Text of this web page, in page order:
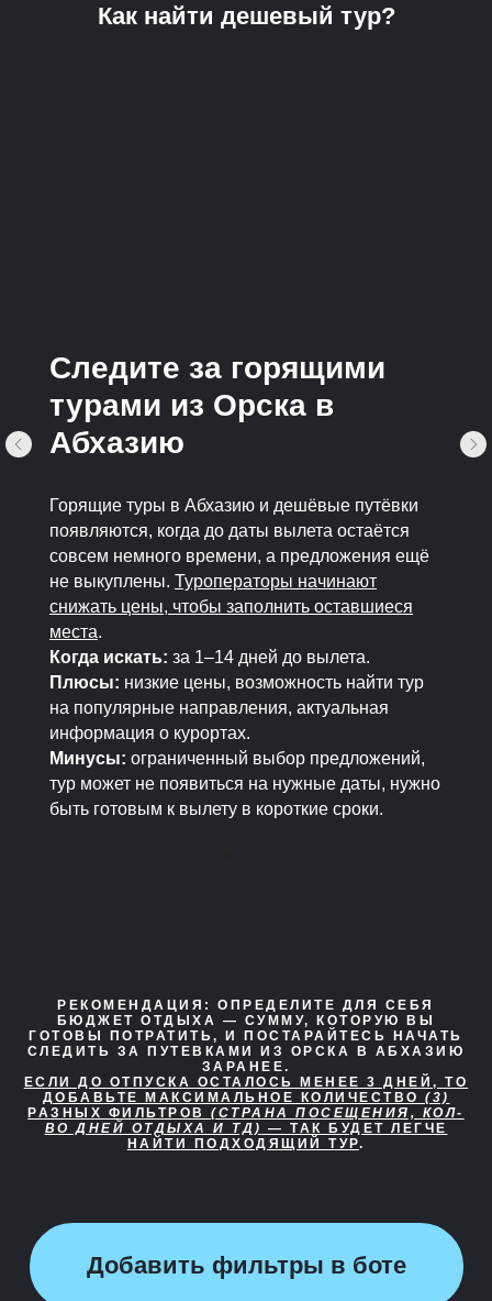
Как найти дешевый тур?
Следите за горящими
турами из Орска в
Абхазию
Горящие туры в Абхазию и дешёвые путёвки
появляются, когда до даты вылета остаётся
совсем немного времени, а предложения ещё
не выкуплены. Туроператоры начинают
снижать цены, чтобы заполнить оставшиеся
места.
Когда искать: за 1–14 дней до вылета.
Плюсы: низкие цены, возможность найти тур
на популярные направления, актуальная
информация о курортах.
Минусы: ограниченный выбор предложений,
тур может не появиться на нужные даты, нужно
быть готовым к вылету в короткие сроки.
РЕКОМЕНДАЦИЯ:
ОПРЕДЕЛИТЕ ДЛЯ СЕБЯ
БЮДЖЕТ ОТДЫХА — СУММУ, КОТОРУЮ ВЫ
ГОТОВЫ ПОТРАТИТЬ, И ПОСТАРАЙТЕСЬ НАЧАТЬ
СЛЕДИТЬ ЗА ПУТЕВКАМИ ИЗ ОРСКА В АБХАЗИЮ
ЗАРАНЕЕ.
ЕСЛИ ДО ОТПУСКА ОСТАЛОСЬ МЕНЕЕ 3 ДНЕЙ, ТО
ДОБАВЬТЕ МАКСИМАЛЬНОЕ КОЛИЧЕСТВО (3)
РАЗНЫХ ФИЛЬТРОВ(СТРАНА ПОСЕЩЕНИЯ, КОЛ-
ВО ДНЕЙ ОТДЫХА И ТД) — ТАК БУДЕТ ЛЕГЧЕ
НАЙТИ ПОДХОДЯЩИЙ ТУР.
Добавить фильтры в боте